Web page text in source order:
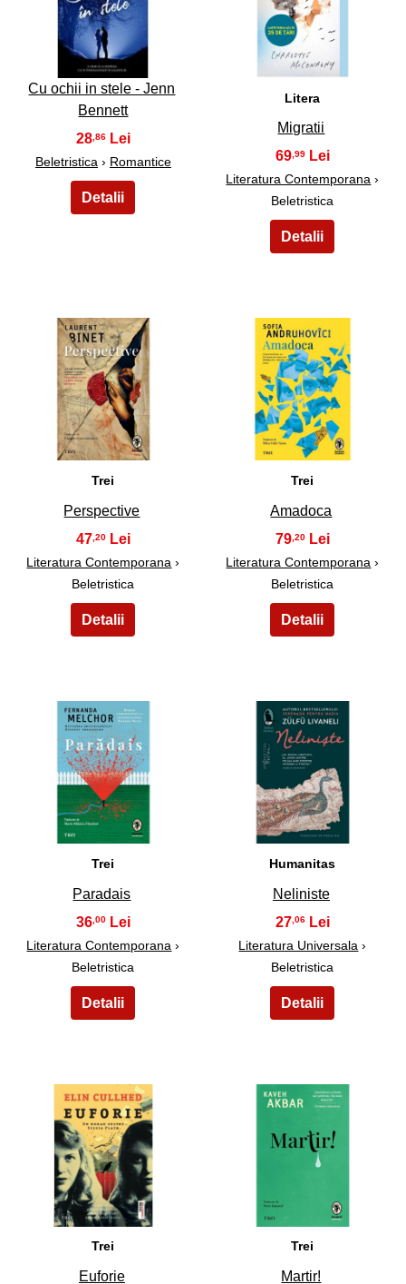
11
Cu ochii in stele - Jenn
Bennett
28 ,86
Beletristica › Romantice
12
Litera
Migratii
69,99
Literatura Contemporana ›
Beletristica
13
Trei
Perspective
47,20
Literatura Contemporana ›
Beletristica
14
Trei
Amadoca
79,20
Literatura Contemporana ›
Beletristica
15
Trei
Paradais
36,00
Literatura Contemporana ›
Beletristica
16
Humanitas
Neliniste
27,06
Literatura Universala ›
Beletristica
17
Trei
Euforie
Trei
Martir!